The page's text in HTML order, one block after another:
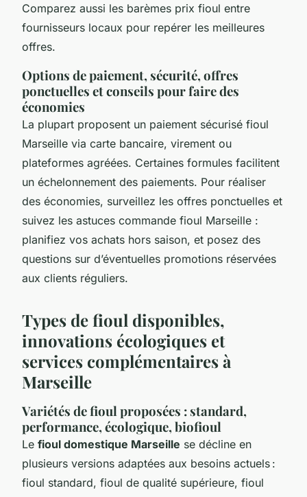
Comparez aussi les barèmes prix fioul entre
fournisseurs locaux pour repérer les meilleures
offres.
Options de paiement, sécurité, offres
ponctuelles et conseils pour faire des
économies
La plupart proposent un paiement sécurisé fioul
Marseille via carte bancaire, virement ou
plateformes agréées. Certaines formules facilitent
un échelonnement des paiements. Pour réaliser
des économies, surveillez les offres ponctuelles et
suivez les astuces commande fioul Marseille :
planifiez vos achats hors saison, et posez des
questions sur d’éventuelles promotions réservées
aux clients réguliers.
Types de fioul disponibles,
innovations écologiques et
services complémentaires à
Marseille
Variétés de fioul proposées : standard,
performance, écologique, biofioul
Le fioul domestique Marseille se décline en
plusieurs versions adaptées aux besoins actuels :
fioul standard, fioul de qualité supérieure, fioul